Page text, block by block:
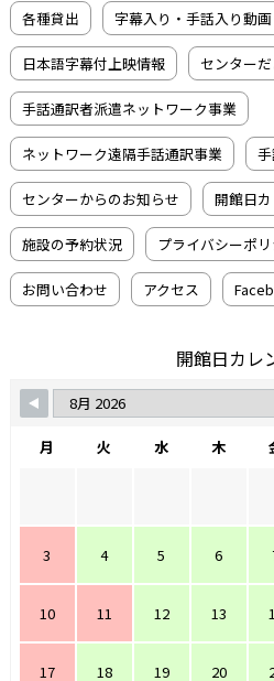
各種貸出 字幕入り・手話入り動画
日本語字幕付上映情報 センターだ
手話通訳者派遣ネットワーク事業
ネットワーク遠隔手話通訳事業
センターからのお知らせ 開館日
施設の予約状況 プライバシーポ
お問い合わせ アクセス
開館日カレ
月 火 水 木
3 4 5 6
10 11 12 13
17 18 19 20